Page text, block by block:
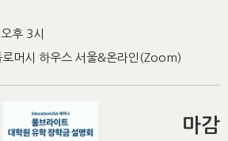
후 3시
로머시 하우스 서울&온라인(Zoom)
마감